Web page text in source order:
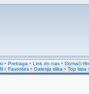
• Pretraga • Link do nas• Domaći
• Favorites • Galerija slika • Top lista